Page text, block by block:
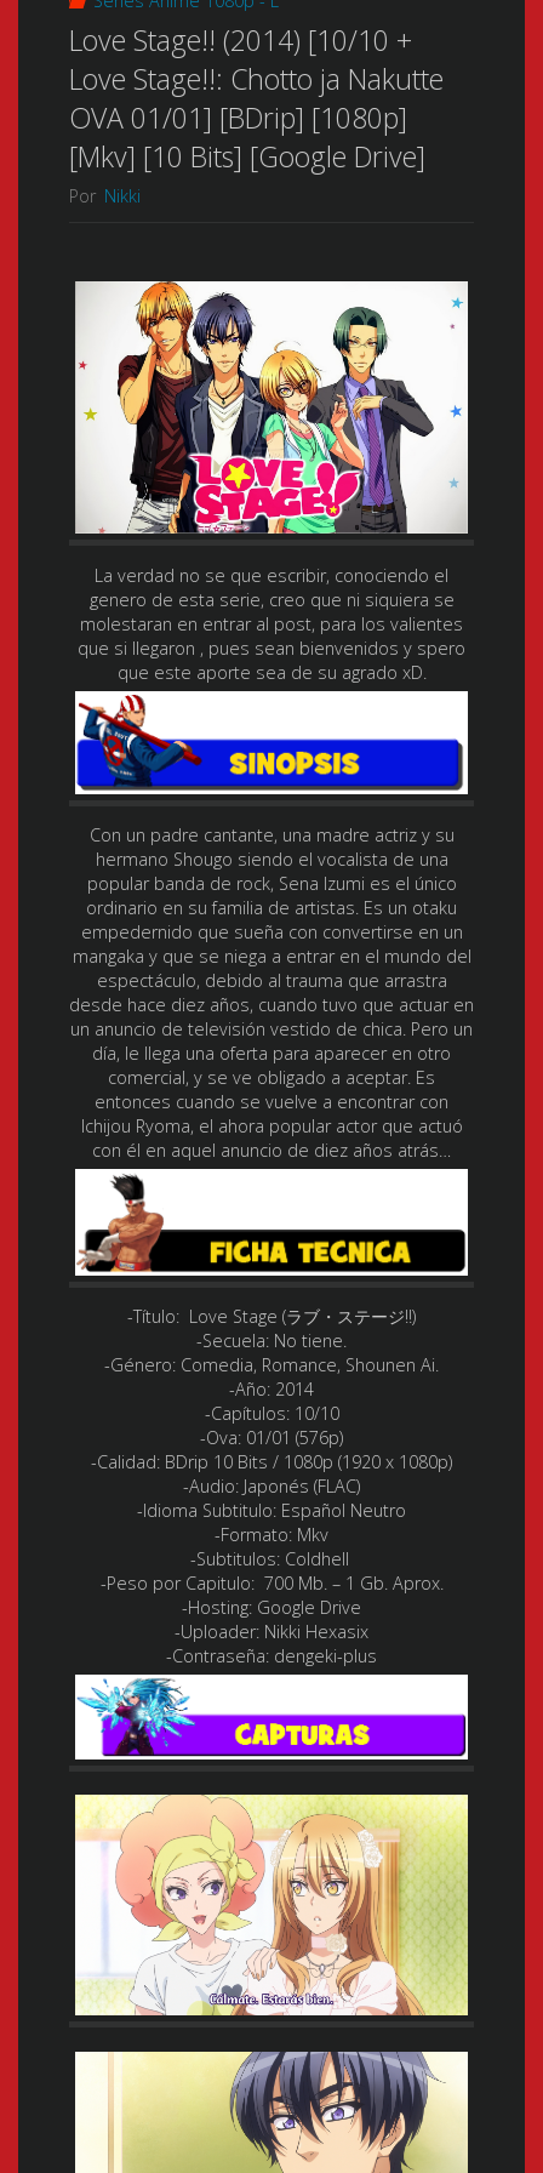
Love Stage!! (2014) [10/10 +
Love Stage!!: Chotto ja Nakutte
OVA 01/01] [BDrip] [1080p]
[Mkv] [10 Bits] [Google Drive]
Por Nikki
La verdad no se que escribir, conociendo el
genero de esta serie, creo que ni siquiera se
molestaran en entrar al post, para los valientes
que si llegaron , pues sean bienvenidos y spero
que este aporte sea de su agrado xD.
Con un padre cantante, una madre actriz y su
hermano Shougo siendo el vocalista de una
popular banda de rock, Sena Izumi es el único
ordinario en su familia de artistas. Es un otaku
empedernido que sueña con convertirse en un
mangaka y que se niega a entrar en el mundo del
espectáculo, debido al trauma que arrastra
desde hace diez años, cuando tuvo que actuar en
un anuncio de televisión vestido de chica. Pero un
día, le llega una oferta para aparecer en otro
comercial, y se ve obligado a aceptar. Es
entonces cuando se vuelve a encontrar con
Ichijou Ryoma, el ahora popular actor que actuó
con él en aquel anuncio de diez años atrás…
-Título: Love Stage (ラブ・ステージ!!)
-Secuela: No tiene.
-Género: Comedia, Romance, Shounen Ai.
-Año: 2014
-Capítulos:10/10
-Ova: 01/01 (576p)
-Calidad: BDrip 10 Bits / 1080p (1920 x 1080p)
-Audio: Japonés (FLAC)
-Idioma Subtitulo: Español Neutro
-Formato: Mkv
-Subtitulos: Coldhell
-Peso por Capitulo:700 Mb. – 1 Gb. Aprox.
-Hosting: Google Drive
-Uploader: Nikki Hexasix
-Contraseña: dengeki-plus